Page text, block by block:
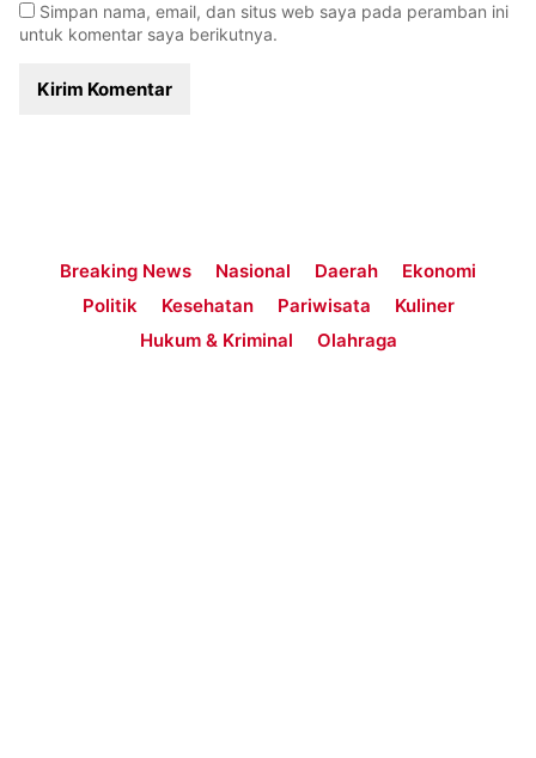
Simpan nama, email, dan situs web saya pada peramban ini
untuk komentar saya berikutnya.
Breaking News Nasional Daerah
Ekonomi
Politik
Kesehatan Pariwisata
Kuliner
Hukum & Kriminal
Olahraga